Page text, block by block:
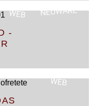
WEB NEUWARE
-
WEB